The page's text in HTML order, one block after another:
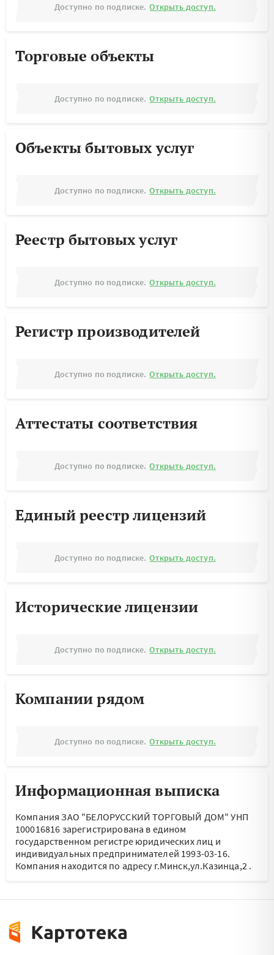
Доступно по подписке. Открыть доступ.
Торговые объекты
Доступно по подписке. Открыть доступ.
Объекты бытовых услуг
Доступно по подписке. Открыть доступ.
Реестр бытовых услуг
Доступно по подписке. Открыть доступ.
Регистр производителей
Доступно по подписке. Открыть доступ.
Аттестаты соответствия
Доступно по подписке. Открыть доступ.
Единый реестр лицензий
Доступно по подписке. Открыть доступ.
Исторические лицензии
Доступно по подписке. Открыть доступ.
Компании рядом
Доступно по подписке. Открыть доступ.
Информационная выписка
Компания ЗАО "БЕЛОРУССКИЙ ТОРГОВЫЙ ДОМ" УНП
100016816 зарегистрирована в едином
государственном регистре юридических лиц и
индивидуальных предпринимателей 1993-03-16.
Компания находится по адресу г.Минск,ул.Казинца,2.